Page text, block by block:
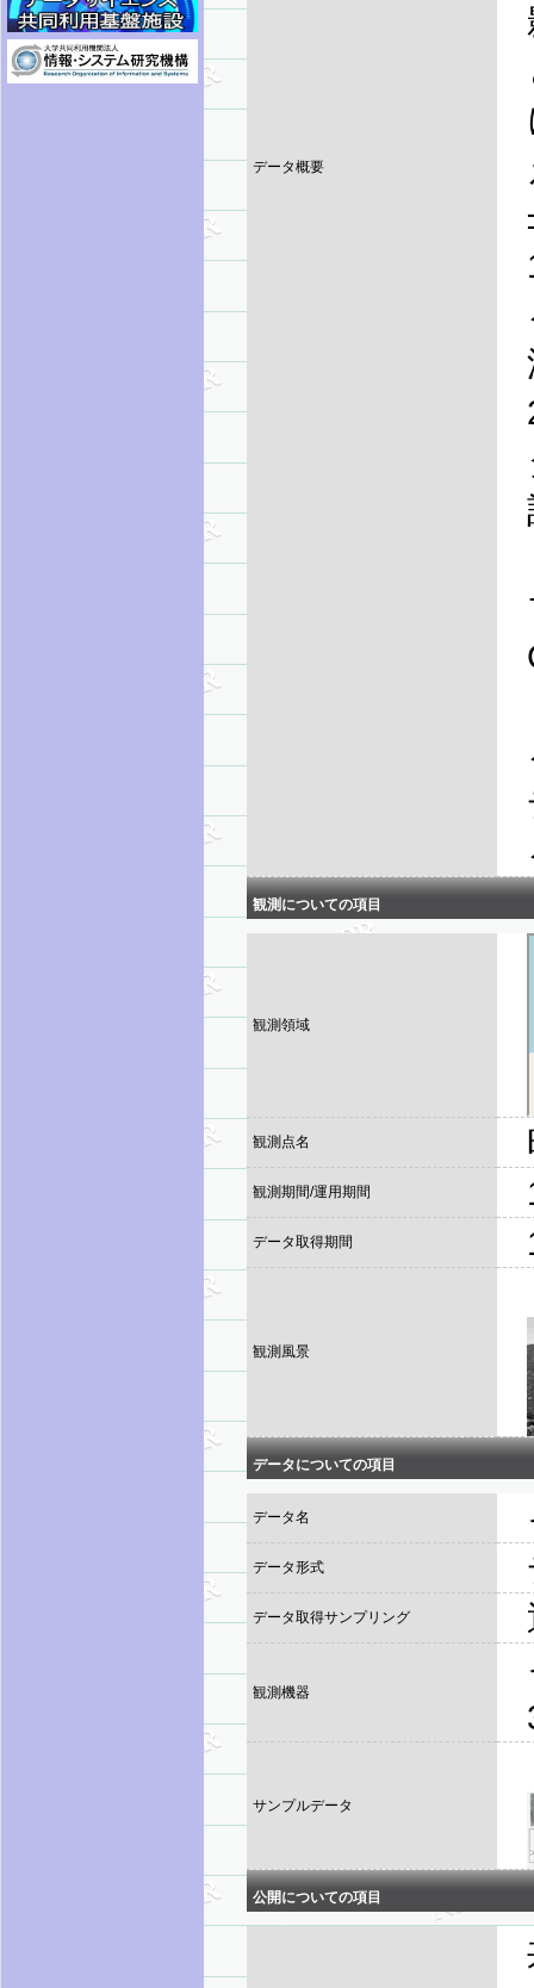
データ概要
観測についての項目
観測領域
観測点名
観測期間/運用期間
データ取得期間
観測風景
データについての項目
データ名
データ形式
データ取得サンプリング
観測機器
サンプルデータ
公開についての項目